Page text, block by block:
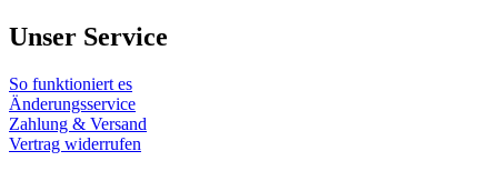
Unser Service
So funktioniert es
Änderungsservice
Zahlung & Versand
Vertrag widerrufen